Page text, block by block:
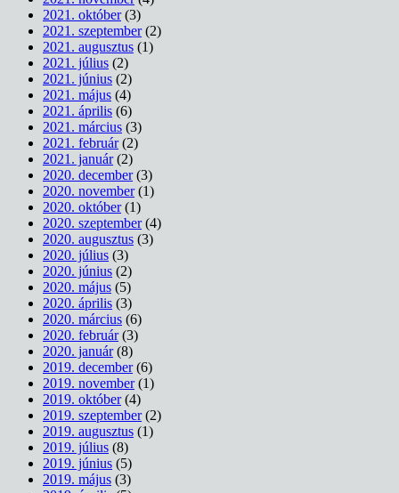
2021. október(3)
2021. szeptember(2)
2021. augusztus (1)
2021. július (2)
2021. június (2)
2021. május (4)
2021. április (6)
2021. március (3)
2021. február(2)
2021. január(2)
2020. december(3)
2020. november(1)
2020. október(1)
2020. szeptember(4)
2020. augusztus (3)
2020. július (3)
2020. június (2)
2020. május (5)
2020. április (3)
2020. március (6)
2020. február(3)
2020. január(8)
2019. december(6)
2019. november(1)
2019. október(4)
2019. szeptember(2)
2019. augusztus (1)
2019. július (8)
2019. június (5)
2019. május (3)